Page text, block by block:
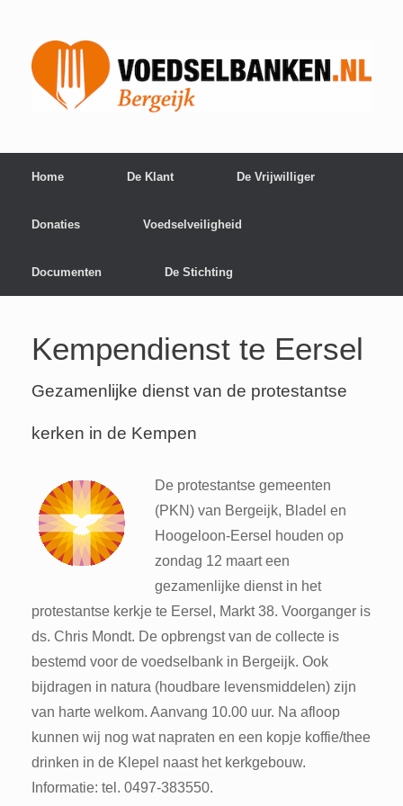
Home De Klant De Vrijwilliger
Donaties Voedselveiligheid
Documenten De Stichting
Kempendienst te Eersel
Gezamenlijke dienst van de protestantse
kerken in de Kempen
De protestantse gemeenten
(PKN) van Bergeijk, Bladel en
Hoogeloon-Eersel houden op
zondag 12 maart een
gezamenlijke dienst in het
protestantse kerkje te Eersel, Markt 38. Voorganger is
ds. Chris Mondt. De opbrengst van de collecte is
bestemd voor de voedselbank in Bergeijk. Ook
bijdragen in natura (houdbare levensmiddelen) zijn
van harte welkom. Aanvang 10.00 uur. Na afloop
kunnen wij nog wat napraten en een kopje koffie/thee
drinken in de Klepel naast het kerkgebouw.
Informatie: tel. 0497-383550.